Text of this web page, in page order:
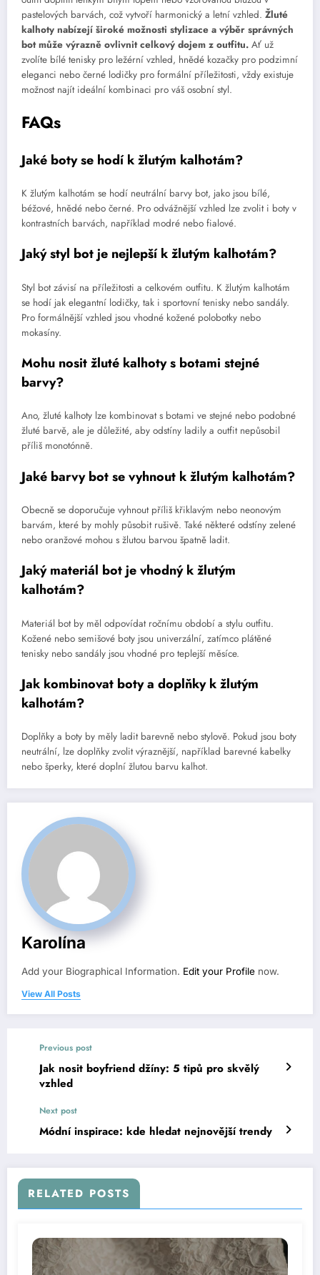
pastelových barvách, což vytvoří harmonický a letní vzhled. Žluté
kalhoty nabízejí široké možnosti stylizace a výběr správných
bot může výrazně ovlivnit celkový dojem z outfitu. Ať už
zvolíte bílé tenisky pro ležérní vzhled, hnědé kozačky pro podzimní
eleganci nebo černé lodičky pro formální příležitosti, vždy existuje
možnost najít ideální kombinaci pro váš osobní styl.
FAQs
Jaké boty se hodí k žlutým kalhotám?
K žlutým kalhotám se hodí neutrální barvy bot, jako jsou bílé,
béžové, hnědé nebo černé. Pro odvážnější vzhled lze zvolit i boty v
kontrastních barvách, například modré nebo fialové.
Jaký styl bot je nejlepší k žlutým kalhotám?
Styl bot závisí na příležitosti a celkovém outfitu. K žlutým kalhotám
se hodí jak elegantní lodičky, tak i sportovní tenisky nebo sandály.
Pro formálnější vzhled jsou vhodné kožené polobotky nebo
mokasíny.
Mohu nosit žluté kalhoty s botami stejné
barvy?
Ano, žluté kalhoty lze kombinovat s botami ve stejné nebo podobné
žluté barvě, ale je důležité, aby odstíny ladily a outfit nepůsobil
příliš monotónně.
Jaké barvy bot se vyhnout k žlutým kalhotám?
Obecně se doporučuje vyhnout příliš křiklavým nebo neonovým
barvám, které by mohly působit rušivě. Také některé odstíny zelené
nebo oranžové mohou s žlutou barvou špatně ladit.
Jaký materiál bot je vhodný k žlutým
kalhotám?
Materiál bot by měl odpovídat ročnímu období a stylu outfitu.
Kožené nebo semišové boty jsou univerzální, zatímco plátěné
tenisky nebo sandály jsou vhodné pro teplejší měsíce.
Jak kombinovat boty a doplňky k žlutým
kalhotám?
Doplňky a boty by měly ladit barevně nebo stylově. Pokud jsou boty
neutrální, lze doplňky zvolit výraznější, například barevné kabelky
nebo šperky, které doplní žlutou barvu kalhot.
Karolína
Add your Biographical Information. Edit your Profile now.
View All Posts
Previous post
Jak nosit boyfriend džíny: 5 tipů pro skvělý
vzhled
Next post
Módní inspirace: kde hledat nejnovější trendy
RELATED POSTS